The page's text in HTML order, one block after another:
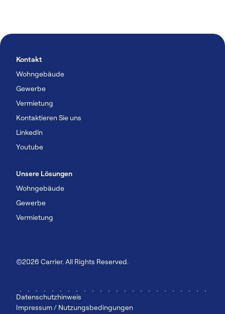
Kontakt
Wohngebäude
Gewerbe
Vermietung
Kontaktieren Sie uns
Linkedln
Youtube
Unsere Lösungen
Wohngebäude
Gewerbe
Vermietung
©2026 Carrier. All Rights Reserved.
Datenschutzhinweis
Impressum / Nutzungsbedingungen